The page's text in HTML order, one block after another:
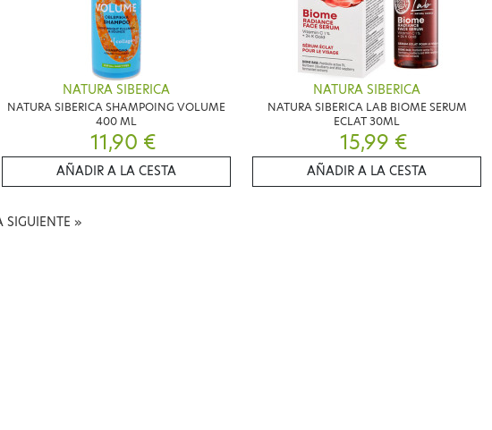
NATURA SIBERICA
NATURA SIBERICA SHAMPOING VOLUME
400 ML
11,90 €
AÑADIR A LA CESTA
NATURA SIBERICA
NATURA SIBERICA LAB BIOME SERUM
ECLAT 30ML
15,99 €
AÑADIR A LA CESTA
SIGUIENTE »